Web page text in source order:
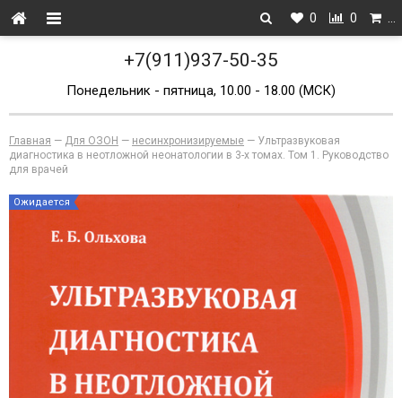
0 0
+7(911)937-50-35
Понедельник - пятница, 10.00 - 18.00 (МСК)
Главная — Для ОЗОН — несинхронизируемые — Ультразвуковая
диагностика в неотложной неонатологии в 3-х томах. Том 1. Руководство
для врачей
Ожидается